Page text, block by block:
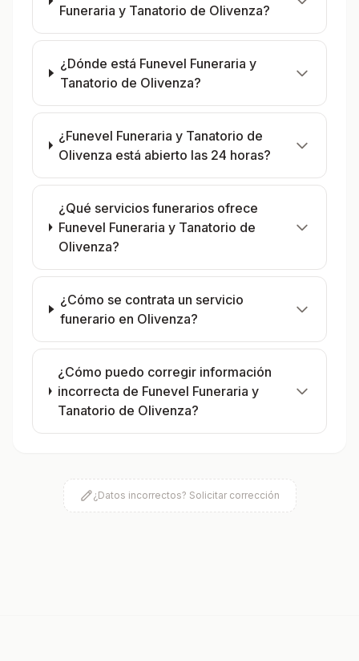
Funeraria y Tanatorio de Olivenza?
¿Dónde está Funevel Funeraria y
Tanatorio de Olivenza?
¿Funevel Funeraria y Tanatorio de
Olivenza está abierto las 24 horas?
¿Qué servicios funerarios ofrece
Funevel Funeraria y Tanatorio de
Olivenza?
¿Cómo se contrata un servicio
funerario en Olivenza?
¿Cómo puedo corregir información
incorrecta de Funevel Funeraria y
Tanatorio de Olivenza?
¿Datos incorrectos? Solicitar corrección